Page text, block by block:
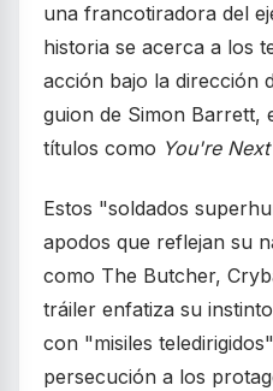
una francotiradora del
historia se acerca a los
acción bajo la dirección
guion de Simon Barrett,
títulos como You're Next
Estos "soldados
apodos que reflejan su
como The Butcher,
tráiler enfatiza su
con "misiles
persecución a los